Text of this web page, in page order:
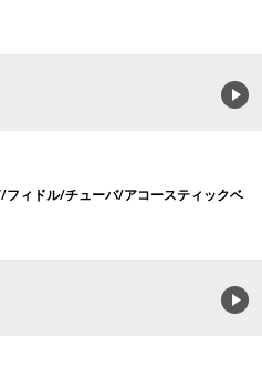
フィドル/チューバ/アコースティックベ